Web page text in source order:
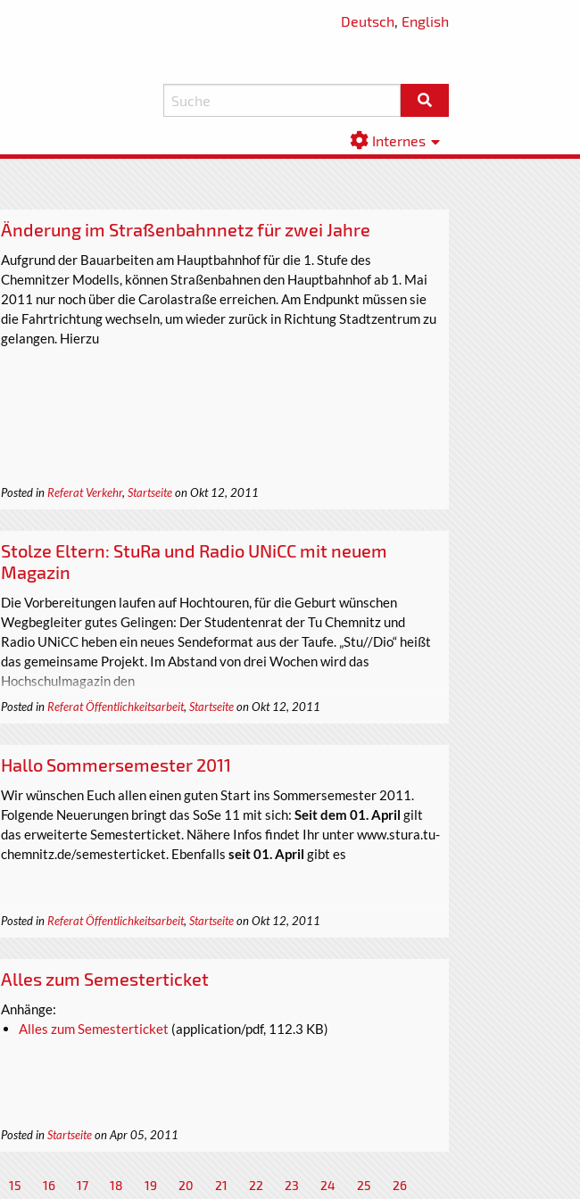
Deutsch, English
Internes
Änderung im Straßenbahnnetz für zwei Jahre
Posted in Referat Verkehr, Startseiteon Okt 12, 2011
Aufgrund der Bauarbeiten am Hauptbahnhof für die 1. Stufe des
Chemnitzer Modells, können Straßenbahnen den Hauptbahnhof ab 1. Mai
2011 nur noch über die Carolastraße erreichen. Am Endpunkt müssen sie
die Fahrtrichtung wechseln, um wieder zurück in Richtung Stadtzentrum zu
gelangen. Hierzu
Stolze Eltern: StuRa und Radio UNiCC mit neuem
Magazin
Posted in Referat Öffentlichkeitsarbeit, Startseiteon Okt 12, 2011
Die Vorbereitungen laufen auf Hochtouren, für die Geburt wünschen
Wegbegleiter gutes Gelingen: Der Studentenrat der Tu Chemnitz und
Radio UNiCC heben ein neues Sendeformat aus der Taufe. „Stu//Dio“ heißt
das gemeinsame Projekt. Im Abstand von drei Wochen wird das
Hochschulmagazin den
Hallo Sommersemester 2011
Posted in Referat Öffentlichkeitsarbeit, Startseiteon Okt 12, 2011
Wir wünschen Euch allen einen guten Start ins Sommersemester 2011.
Folgende Neuerungen bringt das SoSe 11 mit sich: Seit dem 01. April gilt
das erweiterte Semesterticket. Nähere Infos findet Ihr unter www.stura.tu-
chemnitz.de/semesterticket. Ebenfalls seit 01. April gibt es
Alles zum Semesterticket
Posted inStartseiteon Apr 05, 2011
Anhänge:
Alles zum Semesterticket (application/pdf, 112.3 KB)
15 16 17 18 19 20 21 22 23 24 25 26